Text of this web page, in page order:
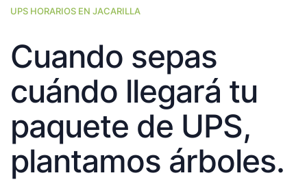
UPS HORARIOS EN JACARILLA
Cuando sepas
cuándo llegará tu
paquete de UPS,
plantamos árboles.